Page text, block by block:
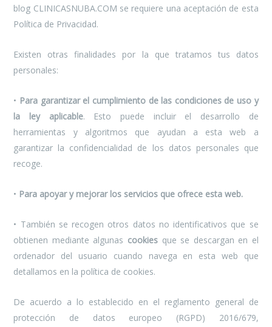
blog CLINICASNUBA.COM se requiere una aceptación de esta
Política de Privacidad.
Existen otras finalidades por la que tratamos tus datos
personales:
• Para garantizar el cumplimiento de las condiciones de uso y
la ley aplicable. Esto puede incluir el desarrollo de
herramientas y algoritmos que ayudan a esta web a
garantizar la confidencialidad de los datos personales que
recoge.
• Para apoyar y mejorar los servicios que ofrece esta web.
• También se recogen otros datos no identificativos que se
obtienen mediante algunas cookiesque se descargan en el
ordenador del usuario cuando navega en esta web que
detallamos en la política de cookies.
De acuerdo a lo establecido en el reglamento general de
protección de datos europeo (RGPD) 2016/679,